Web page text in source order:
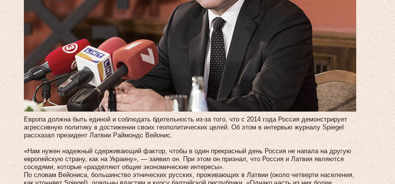
Европа должна быть единой и соблюдать бдительность из-за того, что с 2014 года Россия демонстрирует
агрессивную политику в достижении своих геополитических целей. Об этом в интервью журналу Spiegel
рассказал президент Латвии Раймондс Вейонис.
«Нам нужен надежный сдерживающий фактор, чтобы в один прекрасный день Россия не напала на другую
европейскую страну, как на Украину», — заявил он. При этом он признал, что Россия и Латвия являются
соседями, которые «разделяют общие экономические интересы».
По словам Вейониса, большинство этнических русских, проживающих в Латвии (около четверти населения,